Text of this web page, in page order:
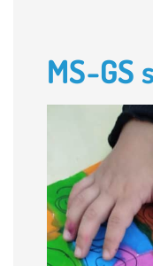
MS-GS